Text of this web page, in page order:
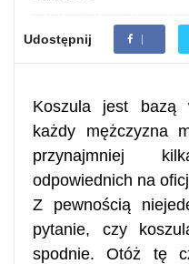
Udostępnij
Koszula jest bazą
każdy mężczyzna
przynajmniej
odpowiednich na
Z pewnością
pytanie, czy
spodnie. Otóż tę